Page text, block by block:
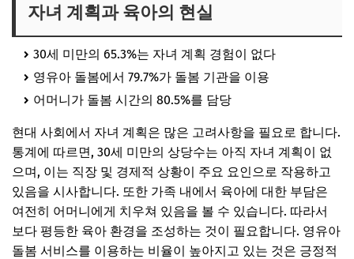
자녀 계획과 육아의 현실
30세 미만의 65.3%는 자녀 계획 경험이 없다
영유아 돌봄에서 79.7%가 돌봄 기관을 이용
어머니가 돌봄 시간의 80.5%를 담당
현대 사회에서 자녀 계획은 많은 고려사항을 필요로 합니다.
통계에 따르면, 30세 미만의 상당수는 아직 자녀 계획이 없
으며, 이는 직장 및 경제적 상황이 주요 요인으로 작용하고
있음을 시사합니다. 또한 가족 내에서 육아에 대한 부담은
여전히 어머니에게 치우쳐 있음을 볼 수 있습니다. 따라서
보다 평등한 육아 환경을 조성하는 것이 필요합니다. 영유아
돌봄 서비스를 이용하는 비율이 높아지고 있는 것은 긍정적